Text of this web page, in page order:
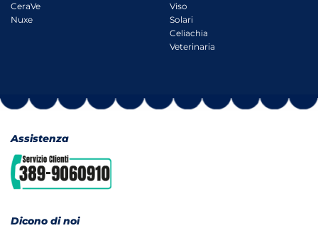
CeraVe
Nuxe
Viso
Solari
Celiachia
Veterinaria
Assistenza
Dicono di noi